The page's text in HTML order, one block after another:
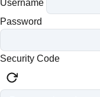
Username
Password
Security Code